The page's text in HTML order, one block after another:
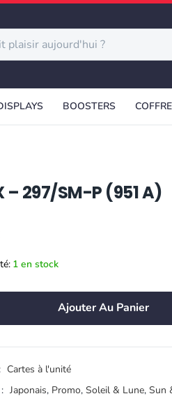
BOOSTERS
297/SM-P (951 A)
1 en stock
Ajouter Au Panier
Cartes à l'unité
Japonais, Promo, Soleil & Lune, Sun